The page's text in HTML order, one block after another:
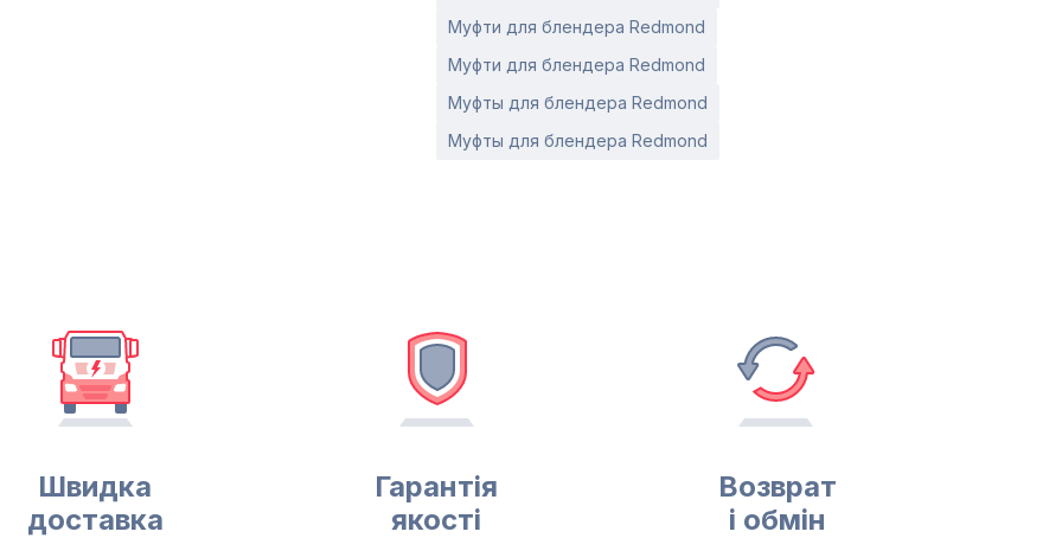
Муфти для блендера Redmond
Муфти для блендера Redmond
Муфты для блендера Redmond
Муфты для блендера Redmond
Швидка
доставка
Гарантія
якості
Возврат
і обмін